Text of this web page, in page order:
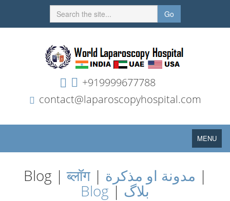
Go
+919999677788
contact@laparoscopyhospital.com
Toggle
navigation
MENU
Blog |ब्लॉग| مدونة او مذكرة |
Blog| بلاگ